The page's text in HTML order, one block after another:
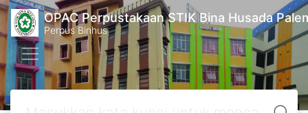
OPAC Perpustakaan STIK Bina Husada
Perpus Binhus